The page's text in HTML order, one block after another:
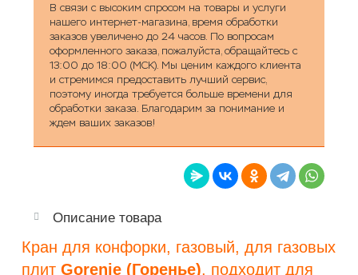
В связи с высоким спросом на товары и услуги
нашего интернет-магазина, время обработки
заказов увеличено до 24 часов. По вопросам
оформленного заказа, пожалуйста, обращайтесь с
13:00 до 18:00 (МСК). Мы ценим каждого клиента
и стремимся предоставить лучший сервис,
поэтому иногда требуется больше времени для
обработки заказа. Благодарим за понимание и
ждем ваших заказов!
Описание товара
Кран для конфорки, газовый, для газовых
плит Gorenje (Горенье), подходит для